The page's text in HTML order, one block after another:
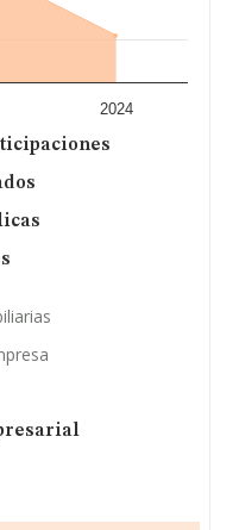
mil euros. Respecto a
de Vizcaya), en
información relativa a
media son 4; la
sistemas de
posición en el
la empresa ha
2024